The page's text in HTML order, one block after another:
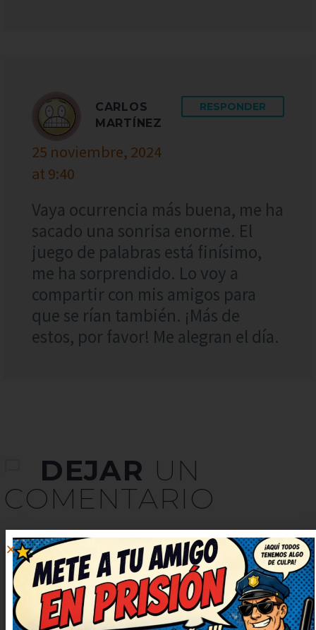
CARLOS
MARTÍNEZ
25 noviembre, 2024
at 9:40
RESPONDER
Vaya ocurrencia más buena, me ha
sacado una sonrisa enorme. El
juego de palabras está finísimo,
me ha sorprendido. Lo voy a
compartir con mis amigos para
que se rían también. ¡Más de
estos, por favor! Me alegran el día.
DEJAR UN
COMENTARIO